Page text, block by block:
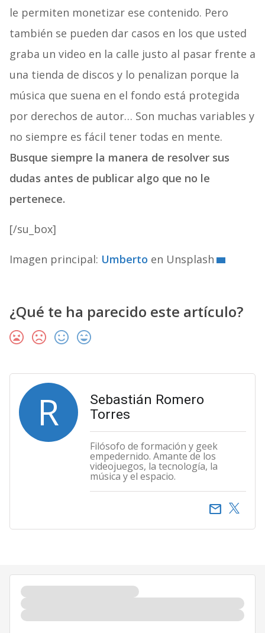
le permiten monetizar ese contenido. Pero
también se pueden dar casos en los que usted
graba un video en la calle justo al pasar frente a
una tienda de discos y lo penalizan porque la
música que suena en el fondo está protegida
por derechos de autor… Son muchas variables y
no siempre es fácil tener todas en mente.
Busque siempre la manera de resolver sus
dudas antes de publicar algo que no le
pertenece.
[/su_box]
Imagen principal: Umberto en Unsplash
¿Qué te ha parecido este artículo?
R
Sebastián Romero
Torres
Filósofo de formación y geek
empedernido. Amante de los
videojuegos, la tecnología, la
música y el espacio.
email